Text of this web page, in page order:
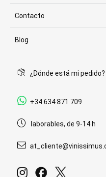
Contacto
Blog
¿Dónde está mi pedido?
+34 634 871 709
laborables, de 9-14 h